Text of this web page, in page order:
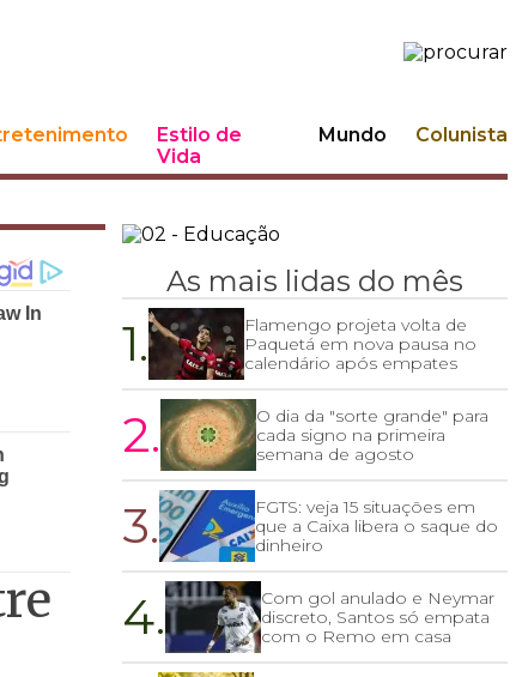
Estilo de
Vida
Mundo Colunista
As mais lidas do mês
1.
Flamengo projeta volta de
Paquetá em nova pausa no
calendário após empates
2.
O dia da "sorte grande" para
cada signo na primeira
semana de agosto
3.
FGTS: veja 15 situações em
que a Caixa libera o saque do
dinheiro
4.
Com gol anulado e Neymar
discreto, Santos só empata
com o Remo em casa